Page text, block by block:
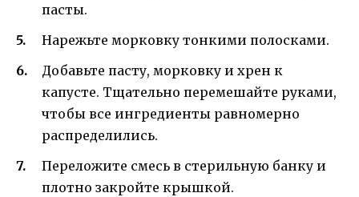
пасты.
Нарежьте морковку тонкими полосками.
Добавьте пасту, морковку и хрен к
капусте. Тщательно перемешайте руками,
чтобы все ингредиенты равномерно
распределились.
Переложите смесь в стерильную банку и
плотно закройте крышкой.